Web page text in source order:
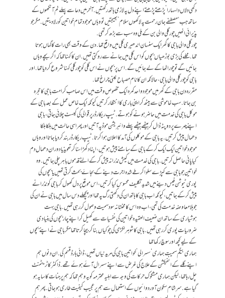
دکھی دلاں دا سہارا’ پڑھتے پڑھتے اپنے دل پہ لازمی ہاتھ رکھتیں. آخر میں دعا سے پہلے نم آنکھوں کے
ساتھ جب ‘مصطفے جان رحمت پہ لاکھوں سلام’ بھیجتیں تو وہاں موجود تمام خواتین کو رلا دیتیں. مگر جو
پذیرائی انھیں چور گلی والی بن کے ملی وہ سب سے بڑھ کر تھی.
چور گلی والی باجی کا گھر ایک سنسان اندھیری گلی میں واقع تھا. دن کے وقت بھی رات کا گماں ہوتا
تھا. محلے کی بڑی بوڑھیاں بچوں کو اس گلی میں جانے سے روکتی تھیں. ان کا کہنا تھا کہ اگر بچے وہاں
جائیں گے تو چور اٹھا کے لے جائیں گے. اس پر بچوں نے اس گلی کو چور گلی کہنا شروع کر دیا تھا. اور
باجی کو چور گلی والی باجی،حالانکہ ان کا نام مصباح یعنی چراغ تھا.
مقررہ دن باجی کے گھر میں موجود واحد کمرہ ایک مخصوص وقت میں اس صاحب کرامت باجی کا حجرہ
بن جاتا. سب خاموشی سے بیٹھ کر اپنی باری کا انتظار کرتیں کیونکہ ایک خاص عمل کے بعد باجی کے
موکل باجی کی خدمت میں حاضر ہونے کو ہوتے. ٹیپ ریکارڈر پر قوالی کی کیسٹ چلائی جاتی، باجی
اپنے چہرے پر دوپٹہ ڈال کر بیٹھے بیٹھے پہلے وائبریشن موڈ پہ آتیں اور پھر اسی حالت میں ہلکا ہلکا
دھمال پیش کرتیں. یہ باجی کے موکلوں کی آمد کا اعلان ہوا کرتا. ٹیپ ریکارڈر بند کر دیا جاتا اور وہاں
موجود خواتین ایک ایک کر کے باجی کے سامنے پیش ہوتیں، اپنا دکھڑا سنا کر تعویذ یا دوران دھمال دم
کیا پانی حاصل کرتیں. باجی کی خدمت میں کیش نذرانہ پیش کر کے الٹے قدموں باہر چلی جاتیں. وہ
خواتین جو باجی سے کپڑے سلوا کر طے شدہ اجرت دینے کے بجاۓ بحث کرتی تھیں یا بچوں کی
پوری ٹیوشن فیس دینے میں شدید تکلیف محسوس کیا کر تیں، اس موقع پر دل کھول کر باجی کو نذرانے
پیش کر کے جاتیں، کیونکہ اب باجی کا ہاتھ ان کی دکھتی رگ پہ تھا اور پچھلے دس سال میں باجی نے ان کی
جو بلا معاوضہ خدمت کی تھی، اب وہ اس کا محنتانہ سود سمیت وصول کر رہی تھیں. باجی بہت
ہوشیاری کے ساتھ ان ضعیف العقیدہ خواتین کی نفسیات سے کھیل کر اپنے چار بچوں کی بنیادی
ضروریات پوری کر رہی تھیں. باجی کا شوہر لکڑی کی چوکیاں بنا کر بیچا کرتا تھا مگر باجی نے اپنے بچوں
کے لیے کچھ اور سوچ رکھا تھا
ہماری بیگم سمیت ہماری ‘سسرالی’ خواتین باجی کی مریدنیاں تھیں، ڈائی ہارڈ قسم کی. ان دنوں ہم
اپنے گلے کے انفیکشن کے علاج کی غرض سے اپنے سسرال آئے ہوئے تھے. ڈاکٹر کا ٹریٹمنٹ
چل رہا تھا، لیکن ہماری مشکوک حرکات کی وجہ سے اہلیہ محترمہ کو یہ وہم تھا کہ ہم پر جنات کا سایہ ہو
گیا ہے. سرشام سکون آور دوائیوں کے استعمال سے ہم پر عجیب کیفیت طاری ہو جاتی. پھر ہم